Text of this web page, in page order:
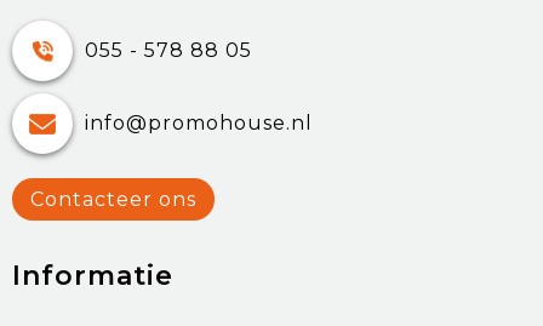
055 - 578 88 05
info@promohouse.nl
Contacteer ons
Informatie